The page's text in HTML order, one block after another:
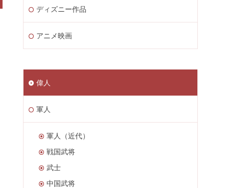
ディズニー作品
アニメ映画
偉人
軍人
軍人（近代）
戦国武将
武士
中国武将